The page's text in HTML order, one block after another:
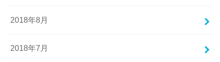
2018年8月
2018年7月